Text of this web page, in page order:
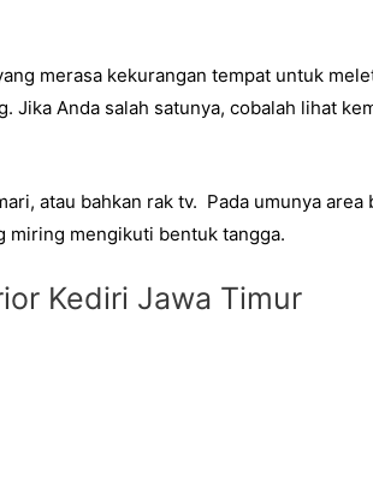
merasa kekurangan tempat untuk
Anda salah satunya, cobalah lihat
atau bahkan rak tv. Pada umunya area
miring mengikuti bentuk tangga.
Kediri Jawa Timur